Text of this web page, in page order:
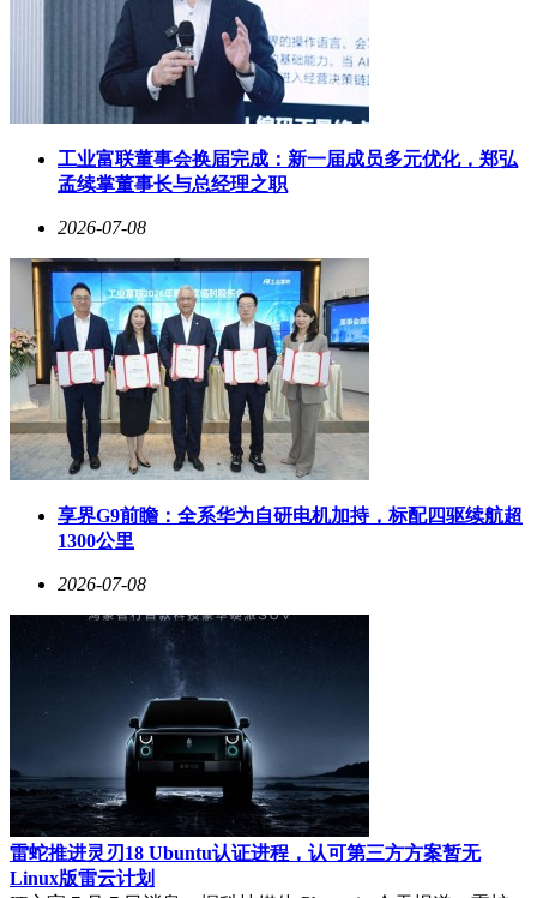
工业富联董事会换届完成：新一届成员多元优化，郑弘
孟续掌董事长与总经理之职
2026-07-08
享界G9前瞻：全系华为自研电机加持，标配四驱续航超
1300公里
2026-07-08
雷蛇推进灵刃18 Ubuntu认证进程，认可第三方方案暂无
Linux版雷云计划